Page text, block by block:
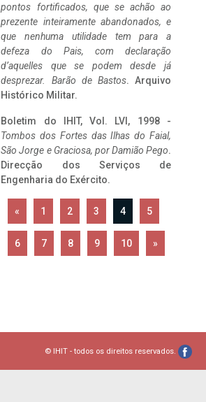
pontos fortificados, que se achão ao
prezente inteiramente abandonados, e
que nenhuma utilidade tem para a
defeza do Pais, com declaração
d’aquelles que se podem desde já
desprezar. Barão de Bastos. Arquivo
Histórico Militar.
Boletim do IHIT, Vol. LVI, 1998 -
Tombos dos Fortes das Ilhas do Faial,
São Jorge e Graciosa, por Damião Pego.
Direcção dos Serviços de
Engenharia do Exército.
« 1 2 3 4 5
6 7 8 9 10 »
© IHIT - todos os direitos reservados.